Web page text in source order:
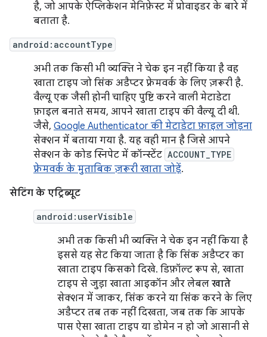
है, जो आपके ऐप्लिकेशन मेनिफ़ेस्ट में प्रोवाइडर के बारे में
बताता है.
android:accountType
अभी तक किसी भी व्यक्ति ने चेक इन नहीं किया है वह
खाता टाइप जो सिंक अडैप्टर फ़्रेमवर्क के लिए ज़रूरी है.
वैल्यू एक जैसी होनी चाहिए पुष्टि करने वाली मेटाडेटा
फ़ाइल बनाते समय, आपने खाता टाइप की वैल्यू दी थी.
जैसे, Google Authenticator की मेटाडेटा फ़ाइल जोड़ना
सेक्शन में बताया गया है. यह वही मान है जिसे आपने
सेक्शन के कोड स्निपेट में कॉन्स्टेंट ACCOUNT_TYPE
फ़्रेमवर्क के मुताबिक ज़रूरी खाता जोड़ें.
सेटिंग के एट्रिब्यूट
android:userVisible
अभी तक किसी भी व्यक्ति ने चेक इन नहीं किया है
इससे यह सेट किया जाता है कि सिंक अडैप्टर का
खाता टाइप किसको दिखे. डिफ़ॉल्ट रूप से, खाता
टाइप से जुड़ा खाता आइकॉन और लेबल खाते
सेक्शन में जाकर, सिंक करने या सिंक करने के लिए
अडैप्टर तब तक नहीं दिखता, जब तक कि आपके
पास ऐसा खाता टाइप या डोमेन न हो जो आसानी से